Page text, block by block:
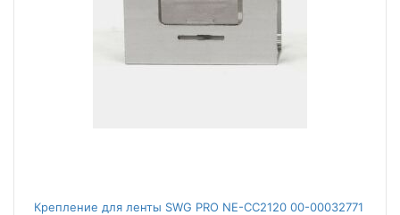
Крепление для ленты SWG PRO NE-CC2120 00-00032771